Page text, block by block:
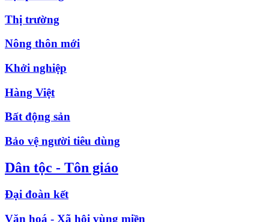
Thị trường
Nông thôn mới
Khởi nghiệp
Hàng Việt
Bất động sản
Bảo vệ người tiêu dùng
Dân tộc - Tôn giáo
Đại đoàn kết
Văn hoá - Xã hội vùng miền